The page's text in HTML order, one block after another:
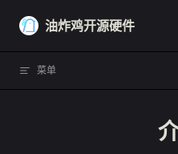
Skip to content
油炸鸡开源硬件
菜单